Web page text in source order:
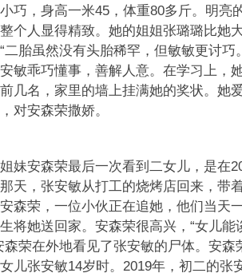
巧，身高一米45，体重80多斤。明亮
个人显得精致。她的姐姐张璐璐比她
二胎虽然没有头胎稀罕，但敏敏更讨巧
敏乖巧懂事，善解人意。在学习上，
几名，家里的墙上挂满她的奖状。她
对安森荣撒娇。
妹安森荣最后一次看到二女儿，是在
天，张安敏从打工的烧烤店回来，带
森荣，一位小伙正在追她，他们当天
将她送回家。安森荣很高兴，“女儿能
森荣在外地看见了张安敏的尸体。安森
儿张安敏14岁时。2019年，初二的张